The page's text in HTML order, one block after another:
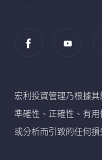
宏利投資管理乃根據
準確性、正確性、有
或分析而引致的任何損